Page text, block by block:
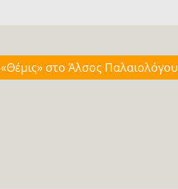
«Θέμις» στο Άλσος Παλαιολόγου